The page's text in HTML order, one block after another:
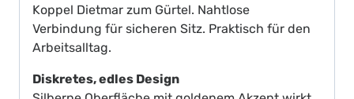
Koppel Dietmar zum Gürtel. Nahtlose
Verbindung für sicheren Sitz. Praktisch für den
Arbeitsalltag.
Diskretes, edles Design